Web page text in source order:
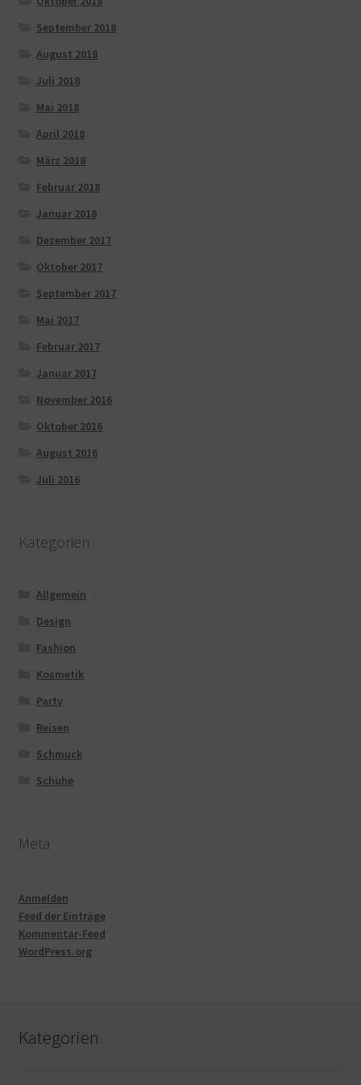
September 2018
August 2018
Juli 2018
Mai 2018
April 2018
März 2018
Februar 2018
Januar 2018
Dezember 2017
Oktober 2017
September 2017
Mai 2017
Februar 2017
Januar 2017
November 2016
Oktober 2016
August 2016
Juli 2016
Kategorien
Allgemein
Design
Fashion
Kosmetik
Party
Reisen
Schmuck
Schuhe
Meta
Anmelden
Feed der Einträge
Kommentar-Feed
WordPress.org
Kategorien